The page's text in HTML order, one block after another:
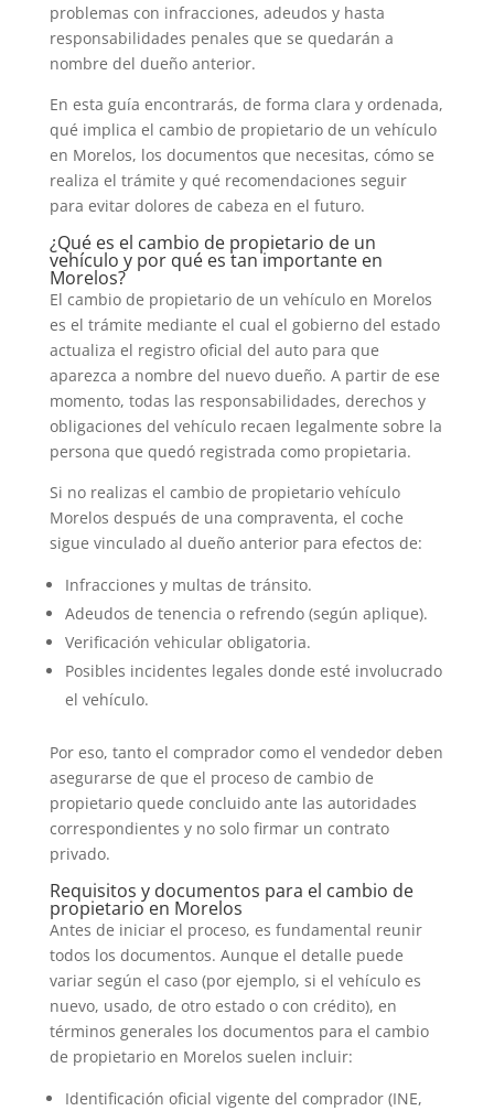
problemas con infracciones, adeudos y hasta
responsabilidades penales que se quedarán a
nombre del dueño anterior.
En esta guía encontrarás, de forma clara y ordenada,
qué implica el cambio de propietario de un vehículo
en Morelos, los documentos que necesitas, cómo se
realiza el trámite y qué recomendaciones seguir
para evitar dolores de cabeza en el futuro.
¿Qué es el cambio de propietario de un
vehículo y por qué es tan importante en
Morelos?
El cambio de propietario de un vehículo en Morelos
es el trámite mediante el cual el gobierno del estado
actualiza el registro oficial del auto para que
aparezca a nombre del nuevo dueño. A partir de ese
momento, todas las responsabilidades, derechos y
obligaciones del vehículo recaen legalmente sobre la
persona que quedó registrada como propietaria.
Si no realizas el cambio de propietario vehículo
Morelos después de una compraventa, el coche
sigue vinculado al dueño anterior para efectos de:
Infracciones y multas de tránsito.
Adeudos de tenencia o refrendo (según aplique).
Verificación vehicular obligatoria.
Posibles incidentes legales donde esté involucrado
el vehículo.
Por eso, tanto el comprador como el vendedor deben
asegurarse de que el proceso de cambio de
propietario quede concluido ante las autoridades
correspondientes y no solo firmar un contrato
privado.
Requisitos y documentos para el cambio de
propietario en Morelos
Antes de iniciar el proceso, es fundamental reunir
todos los documentos. Aunque el detalle puede
variar según el caso (por ejemplo, si el vehículo es
nuevo, usado, de otro estado o con crédito), en
términos generales los documentos para el cambio
de propietario en Morelos suelen incluir:
Identificación oficial vigente del comprador (INE,